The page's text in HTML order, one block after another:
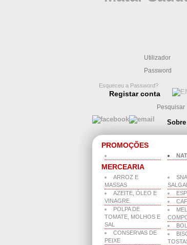
Esqueceu a Password?
Registar conta
PROMOÇÕES
MERCEARIA
ARROZ E
MASSAS
AZEITE, ÓLEO E
VINAGRE
POLPA DE
TOMATE, MOLHOS E
SAL
CONSERVAS DE
PEIXE